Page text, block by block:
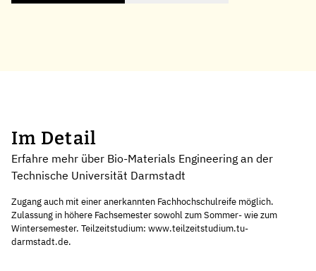
Im Detail
Erfahre mehr über Bio-Materials Engineering an der
Technische Universität Darmstadt
Zugang auch mit einer anerkannten Fachhochschulreife möglich.
Zulassung in höhere Fachsemester sowohl zum Sommer- wie zum
Wintersemester. Teilzeitstudium: www.teilzeitstudium.tu-
darmstadt.de.